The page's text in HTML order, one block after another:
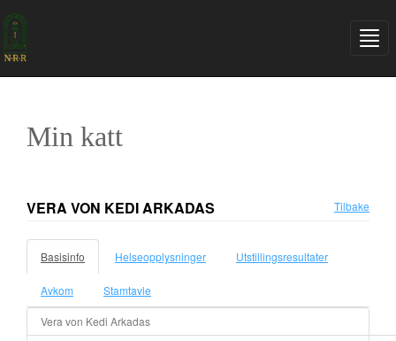
Min katt
VERA VON KEDI ARKADAS Tilbake
Basisinfo Helseopplysninger Utstillingsresultater
Avkom Stamtavle
Vera von Kedi Arkadas